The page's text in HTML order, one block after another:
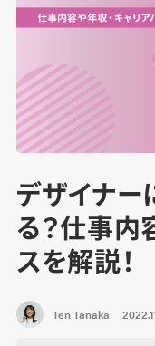
デザイナ
る？仕事内
スを解説！
Ten Tanaka